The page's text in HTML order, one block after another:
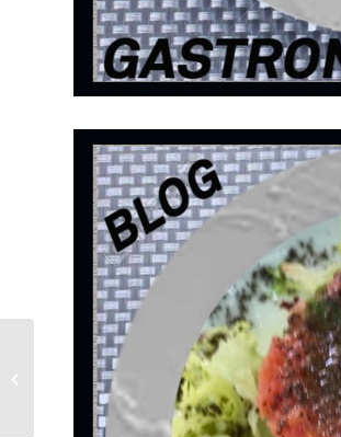
L’Èrica, el bus autònom